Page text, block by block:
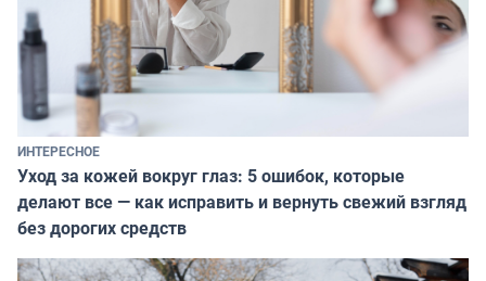
ИНТЕРЕСНОЕ
Уход за кожей вокруг глаз: 5 ошибок, которые
делают все — как исправить и вернуть свежий взгляд
без дорогих средств